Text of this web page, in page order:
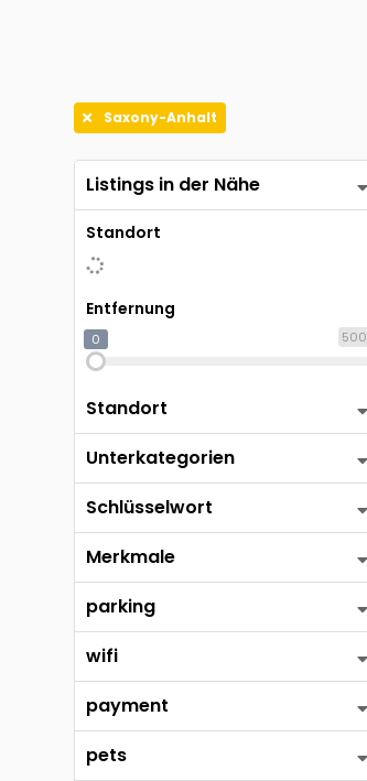
Saxony-Anhalt
Listings in der Nähe
Standort
Entfernung
500
0
Standort
Unterkategorien
Schlüsselwort
Merkmale
parking
wifi
payment
pets